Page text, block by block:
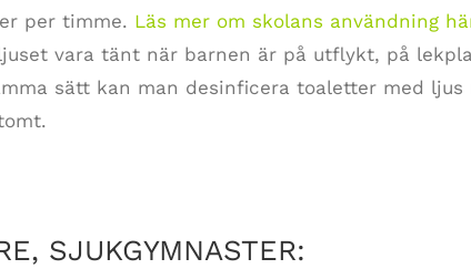
per timme. Läs mer om skolans användning
vara tänt när barnen är på utflykt, på
sätt kan man desinficera toaletter med ljus
SJUKGYMNASTER: